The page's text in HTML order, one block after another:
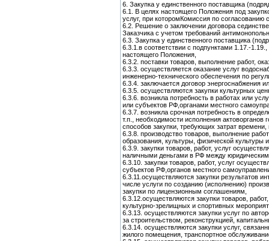
6. Закупка у единственного поставщика
6.1. В целях настоящего Положения под
услуг, при которомКомиссия по согласованию
6.2. Решение о заключении договора
Заказчика с учетом требований
6.3. Закупка у единственного поставщика
6.3.1.в соответствии с подпунктами 1.17.-
настоящего Положения,
6.3.2. поставки товаров, выполнение работ,
6.3.3. осуществляется оказание услуг
инженерно-технического обеспечения по
6.3.4. заключается договор энергоснабжения
6.3.5. осуществляются закупки культурных
6.3.6. возникла потребность в работах или
или субъектов РФ,органами местного
6.3.7. возникла срочная потребность в
т.п., необходимости исполнения
способов закупки, требующих затрат времени,
6.3.8. производство товаров, выполнение
образования, культуры, физической
6.3.9. закупки товаров, работ, услуг
наличными деньгами в РФ между
6.3.10. закупки товаров, работ, услуг
субъектов РФ,органов местного
6.3.11.осуществляются закупки результатов
числе услуги по созданию (исполнению)
закупки по лицензионным соглашениям,
6.3.12.осуществляются закупки товаров,
культурно-зрелищных и спортивных
6.3.13. осуществляются закупки услуг по
за строительством, реконструкцией,
6.3.14. осуществляются закупки услуг,
жилого помещения, транспортное